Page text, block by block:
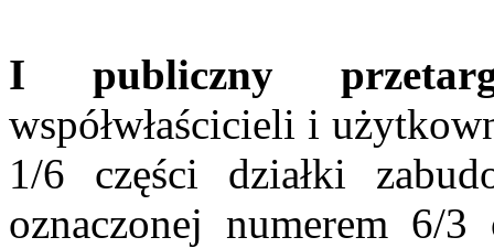
I publiczny
współwłaścicieli i
1/6 części działki
oznaczonej numerem 6/